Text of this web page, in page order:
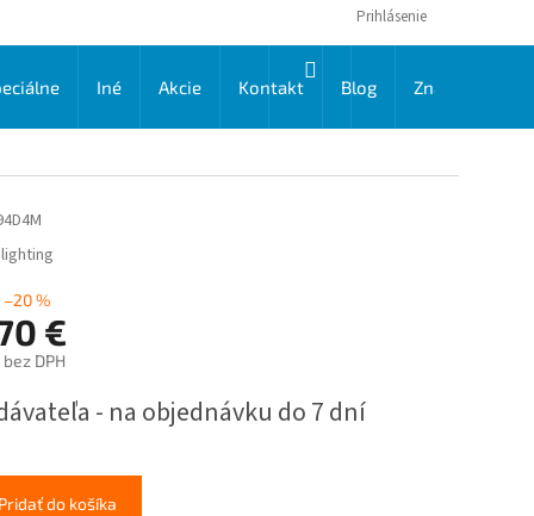
Prihlásenie
NÁKUPNÝ
Iné Akcie Kontakt Blog Značky
–20 %
€
DPH
- na objednávku do 7 dní
Pridať do košíka